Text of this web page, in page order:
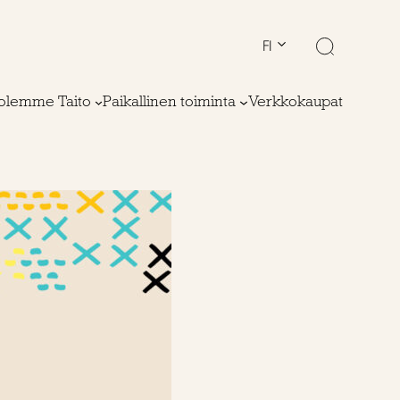
FI
Taito Paikallinen toiminta Verkkokaupat